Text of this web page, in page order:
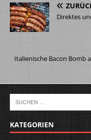
Direktes
Italienische Bacon Bomb
KATEGORIEN